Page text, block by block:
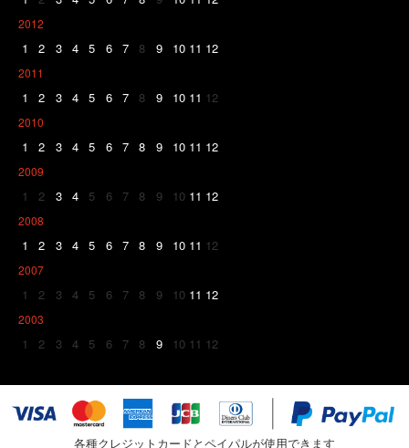
2012
1 2 3 4 5 6 7 8 9 10 11 12
2011
1 2 3 4 5 6 7 8 9 10 11 12
2010
1 2 3 4 5 6 7 8 9 10 11 12
2009
1 2 3 4 5 6 7 8 9 10 11 12
2008
1 2 3 4 5 6 7 8 9 10 11 12
2007
1 2 3 4 5 6 7 8 9 10 11 12
2003
1 2 3 4 5 6 7 8 9 10 11 12
各種クレジットカードとペイパルが使用できます